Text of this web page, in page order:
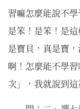
習嘛怎麼能說不
是笨！是笨！是
是寶貝，真是寶
啊！怎麼能不學
次」，我就說到這